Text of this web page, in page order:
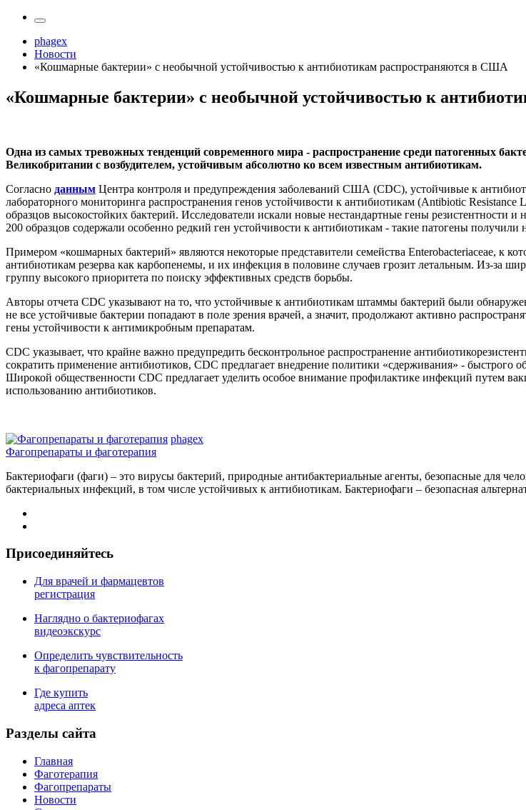
phagex
Новости
«Кошмарные бактерии» с необычной устойчивостью к антибиотикам распространяются в США
«Кошмарные бактерии» с необычной устойчивостью к
Одна из самых тревожных тенденций современного мира - распространение среди патогенных
Великобритании с возбудителем, устойчивым абсолютно ко всем известным антибиотикам.
Согласно данным Центра контроля и предупреждения заболеваний США (CDC), устойчивые к
лабораторного мониторинга распространения генов устойчивости к антибиотикам (Antibiotic
образцов высокостойких бактерий. Исследователи искали новые нестандартные гены
200 образцов содержали особенно редкий ген устойчивости к антибиотикам - такие патогены
Примером «кошмарных бактерий» являются некоторые представители семейства Enterobacteriaceae, к
антибиотикам резерва как карбопенемы, и их инфекция в половине случаев грозит летальным. Из-за
группу высокого приоритета по поиску эффективных средств борьбы.
Авторы отчета CDC указывают на то, что устойчивые к антибиотикам штаммы бактерий были
не все устойчивые бактерии попадают в поле зрения врачей, а значит, продолжают активно
гены устойчивости к антимикробным препаратам.
CDC указывает, что крайне важно предупредить бесконтрольное распространение
сократить применение антибиотиков, CDC предлагает внедрение политики «сдерживания» -
Широкой общественности CDC предлагает уделить особое внимание профилактике инфекций путем
использованию антибиотиков.
phagex
Фагопрепараты и фаготерапия
Бактериофаги (фаги) – это вирусы бактерий, природные антибактериальные агенты, безопасные для
бактериальных инфекций, в том числе устойчивых к антибиотикам. Бактериофаги – безопасная
Присоединяйтесь
Для врачей и фармацевтов
регистрация
Наглядно о бактериофагах
видеоэкскурс
Определить чувствительность
к фагопрепарату
Где купить
адреса аптек
Разделы сайта
Главная
Фаготерапия
Фагопрепараты
Новости